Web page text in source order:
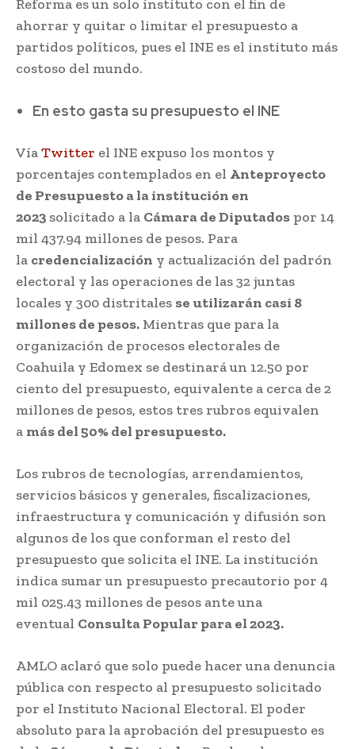
Reforma es un solo instituto con el fin de
ahorrar y quitar o limitar el presupuesto a
partidos políticos, pues el INE es el instituto más
costoso del mundo.
En esto gasta su presupuesto el INE
VíaTwitter el INE expuso los montos y
porcentajes contemplados en el Anteproyecto
de Presupuesto a la institución en
2023 solicitado a la Cámara de Diputados por 14
mil 437.94 millones de pesos. Para
la credencialización y actualización del padrón
electoral y las operaciones de las 32 juntas
locales y 300 distritales se utilizarán casi 8
millones de pesos. Mientras que para la
organización de procesos electorales de
Coahuila y Edomex se destinará un 12.50 por
ciento del presupuesto, equivalente a cerca de 2
millones de pesos, estos tres rubros equivalen
a más del 50% del presupuesto.
Los rubros de tecnologías, arrendamientos,
servicios básicos y generales, fiscalizaciones,
infraestructura y comunicación y difusión son
algunos de los que conforman el resto del
presupuesto que solicita el INE. La institución
indica sumar un presupuesto precautorio por 4
mil 025.43 millones de pesos ante una
eventual Consulta Popular para el 2023.
AMLO aclaró que solo puede hacer una denuncia
pública con respecto al presupuesto solicitado
por el Instituto Nacional Electoral. El poder
absoluto para la aprobación del presupuesto es